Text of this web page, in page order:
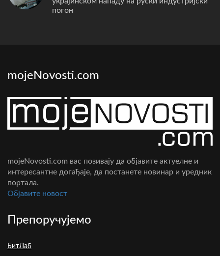
погон
mojeNovosti.com
mojeNovosti.com вас позивају да објавите актуелне и
интересантне догађаје, да постанете новинар и уредник
портала.
Oбјавите новост
Препоручујемо
БитЛаб